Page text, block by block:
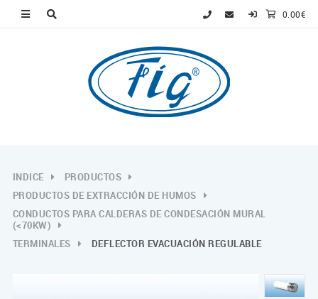
0.00€
INDICE
PRODUCTOS
PRODUCTOS DE EXTRACCIÓN DE HUMOS
CONDUCTOS PARA CALDERAS DE CONDESACIÓN MURAL
(<70KW)
TERMINALES
DEFLECTOR EVACUACIÓN REGULABLE